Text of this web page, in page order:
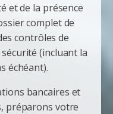
et de la présence
complet de
contrôles de
(incluant la
échéant).
bancaires et
préparons votre